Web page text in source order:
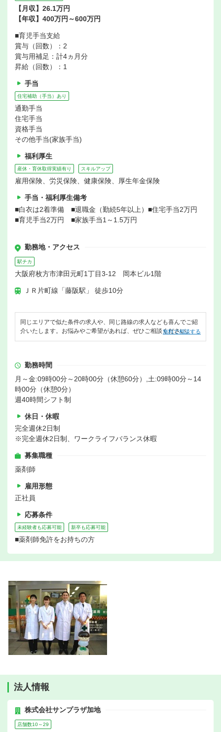
【月収】26.1万円
【年収】400万円～600万円
■育児手当支給
賞与（回数）：2
賞与用補足：計4ヵ月分
昇給（回数）：1
手当
住宅補助（手当）あり
通勤手当
住宅手当
資格手当
その他手当(家族手当)
福利厚生
産休・育休取得実績有り スキルアップ
雇用保険、労災保険、健康保険、厚生年金保険
手当・福利厚生備考
■白衣は2着準備 ■退職金（勤続5年以上）■住宅手当2万円
■育児手当2万円 ■家族手当1～1.5万円
勤務地・アクセス
駅チカ
大阪府枚方市津田元町1丁目3-12 岡本ビル1階
ＪＲ片町線「藤阪駅」 徒歩10分
同じエリアで似た条件の求人や、同じ路線の求人なども喜んでご紹
介いたします。お悩みやご希望があれば、ぜひご相談ください。
無料で相談する
勤務時間
月～金:09時00分～20時00分（休憩60分）,土:09時00分～14
時00分（休憩0分）
週40時間シフト制
休日・休暇
完全週休2日制
※完全週休2日制、ワークライフバランス休暇
募集職種
薬剤師
雇用形態
正社員
応募条件
未経験者も応募可能 新卒も応募可能
■薬剤師免許をお持ちの方
法人情報
株式会社サンプラザ加地
店舗数10～29